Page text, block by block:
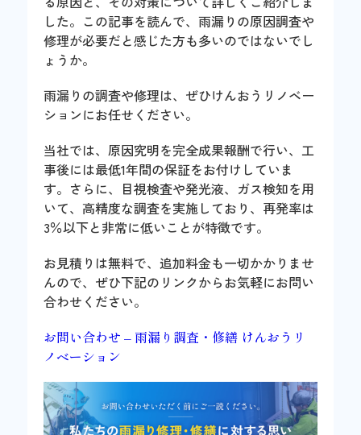
した。この記事を読んで、雨漏りの原因調査や
修理が必要だと感じた方も多いのではないでし
ょうか。
雨漏りの調査や修理は、ぜひけんおうリノベー
ションにお任せください。
当社では、原因究明を完全成果報酬で行い、工
事後には最低1年間の保証をお付けしていま
す。さらに、目視検査や発光液、ガス検知を用
いて、高精度な調査を実施しており、再発率は
3％以下と非常に低いことが特徴です。
お見積りは無料で、追加料金も一切かかりませ
んので、ぜひ下記のリンクからお気軽にお問い
合わせください。
お問い合わせ – 雨漏り調査・修繕 けんおうリ
ノベーション